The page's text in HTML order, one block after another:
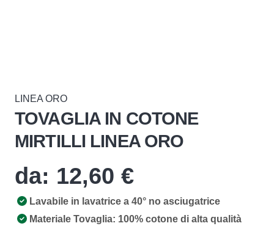
LINEA ORO
TOVAGLIA IN COTONE
MIRTILLI LINEA ORO
da: 12,60 €
Lavabile in lavatrice a 40° no asciugatrice
Materiale Tovaglia: 100% cotone di alta qualità